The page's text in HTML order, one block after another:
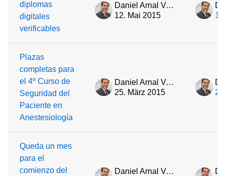
diplomas
digitales
verificables
Daniel Arnal Velasco
12. Mai 2015
Plazas
completas para
el 4º Curso de
Seguridad del
Paciente en
Anestesiología
Daniel Arnal Velasco
25. März 2015
Queda un mes
para el
comienzo del
Daniel Arnal Velasco